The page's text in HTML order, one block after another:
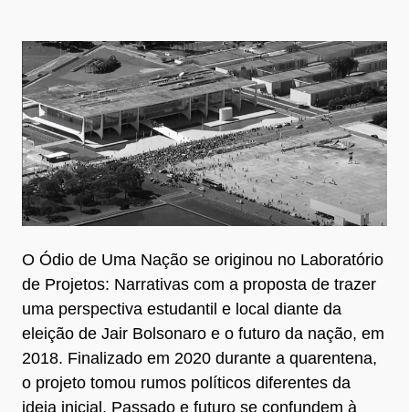
O Ódio de Uma Nação se originou no Laboratório
de Projetos: Narrativas com a proposta de trazer
uma perspectiva estudantil e local diante da
eleição de Jair Bolsonaro e o futuro da nação, em
2018. Finalizado em 2020 durante a quarentena,
o projeto tomou rumos políticos diferentes da
ideia inicial. Passado e futuro se confundem à